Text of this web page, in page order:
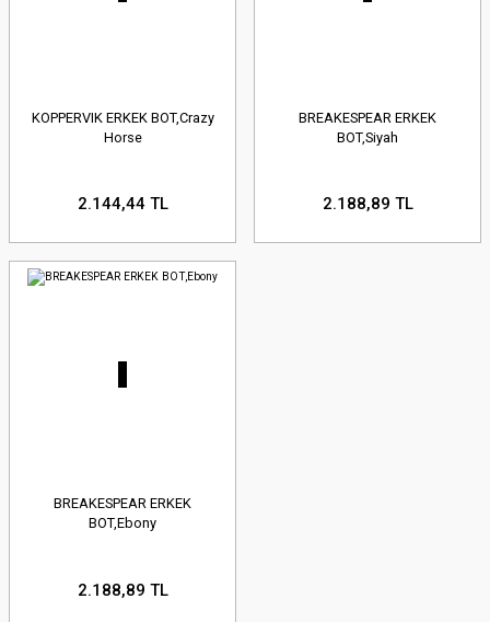
KOPPERVIK ERKEK BOT,Crazy
Horse
2.144,44 TL
BREAKESPEAR ERKEK
BOT,Siyah
2.188,89 TL
BREAKESPEAR ERKEK
BOT,Ebony
2.188,89 TL